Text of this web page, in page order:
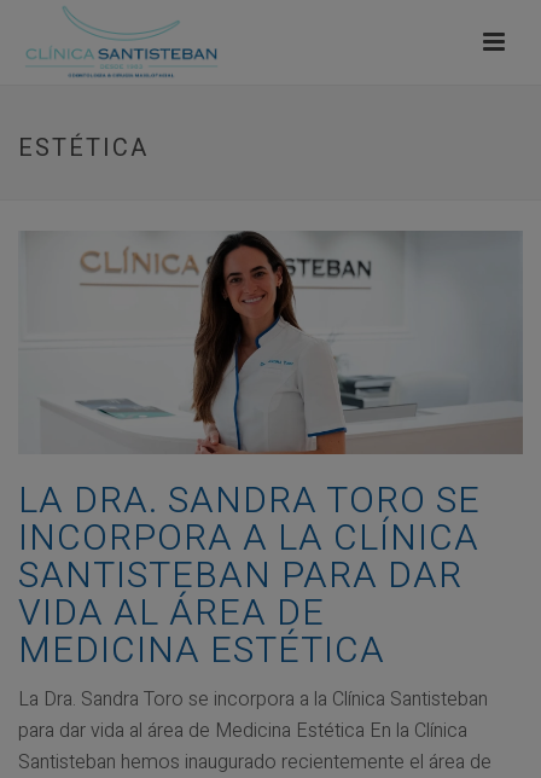
ESTÉTICA
LA DRA. SANDRA TORO SE
INCORPORA A LA CLÍNICA
SANTISTEBAN PARA DAR
VIDA AL ÁREA DE
MEDICINA ESTÉTICA
La Dra. Sandra Toro se incorpora a la Clínica Santisteban
para dar vida al área de Medicina Estética En la Clínica
Santisteban hemos inaugurado recientemente el área de